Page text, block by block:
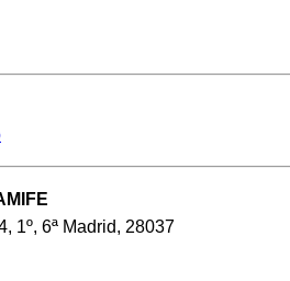
1º, 6ª Madrid, 28037